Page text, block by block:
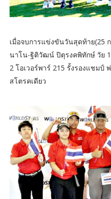
เมื่อจบการแข่งขันวันสุดท้าย(25
นาโน-ฐิติวัฒน์ ปิตุรงคพิทักษ์ วัย
2 โอเวอร์พาร์ 215 รั้งรองแชมป์
สโตรคเดียว